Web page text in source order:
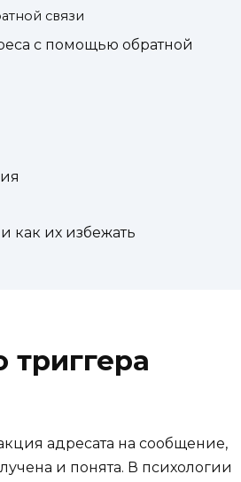
связи
с помощью обратной
как их избежать
триггера
адресата на сообщение,
и понята. В психологии